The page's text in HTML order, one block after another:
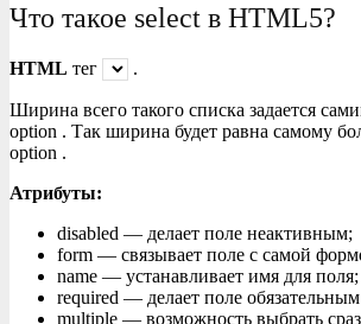
Что такое select в HTML5?
HTML тег .
Ширина всего такого списка задается
option . Так ширина будет равна самому
option .
Атрибуты:
disabled — делает поле неактивным;
form — связывает поле с самой
name — устанавливает имя для поля;
required — делает поле
multiple — возможность выбрать